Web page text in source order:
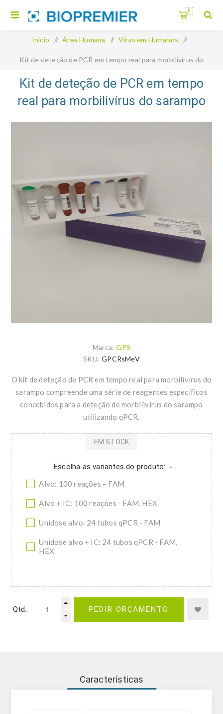
0
Início / Área Humana / Vírus em Humanos /
Kit de deteção de PCR em tempo real para morbilivírus do
sarampo
Kit de deteção de PCR em tempo
real para morbilivírus do sarampo
Marca: GPS
SKU: GPCRsMeV
O kit de deteção de PCR em tempo real para morbilivírus do
sarampo compreende uma série de reagentes específicos
concebidos para a deteção de morbilivírus do sarampo
utilizando qPCR.
Escolha as variantes do produto: *
Alvo: 100 reações – FAM
Alvo + IC: 100 reações - FAM, HEX
Unidose alvo: 24 tubos qPCR - FAM
Unidose alvo + IC: 24 tubos qPCR - FAM,
HEX
EM STOCK
Qtd.: PEDIR ORÇAMENTO
Características